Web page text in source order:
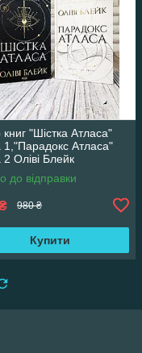
книг "Шістка Атласа"
1,"Парадокс Атласа"
2 Оліві Блейк
до відправки
980 ₴
Купити